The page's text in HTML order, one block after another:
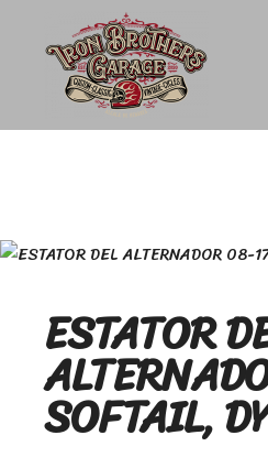
ESTATOR
SOFTAIL,